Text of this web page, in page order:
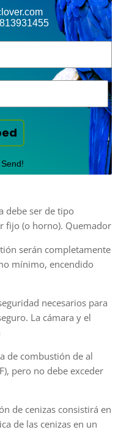
debe ser de tipo
fijo (o horno). Quemador
serán completamente
mínimo, encendido
necesarios para
La cámara y el
de combustión de al
pero no debe exceder
de cenizas consistirá en
de las cenizas en un